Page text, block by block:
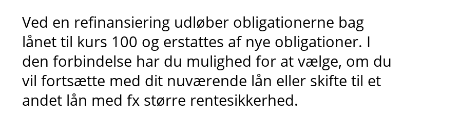
Ved en refinansiering udløber obligationerne bag
lånet til kurs 100 og erstattes af nye obligationer. I
den forbindelse har du mulighed for at vælge, om du
vil fortsætte med dit nuværende lån eller skifte til et
andet lån med fx større rentesikkerhed.